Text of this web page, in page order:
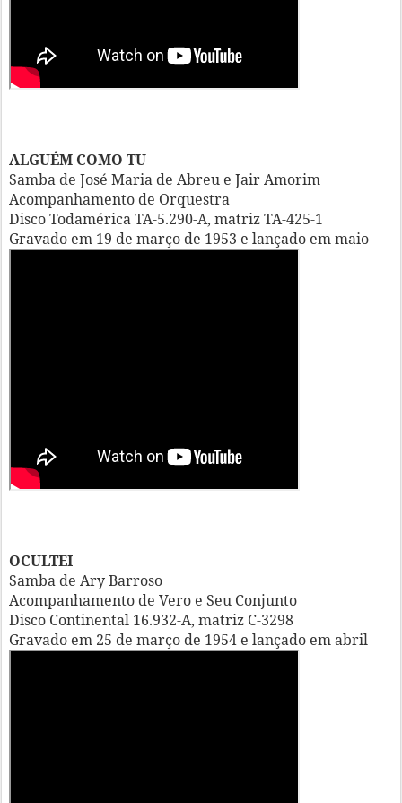
ALGUÉM COMO TU
Samba de José Maria de Abreu e Jair Amorim
Acompanhamento de Orquestra
Disco Todamérica TA-5.290-A, matriz TA-425-1
Gravado em 19 de março de 1953 e lançado em maio
OCULTEI
Samba de Ary Barroso
Acompanhamento de Vero e Seu Conjunto
Disco Continental 16.932-A, matriz C-3298
Gravado em 25 de março de 1954 e lançado em abril